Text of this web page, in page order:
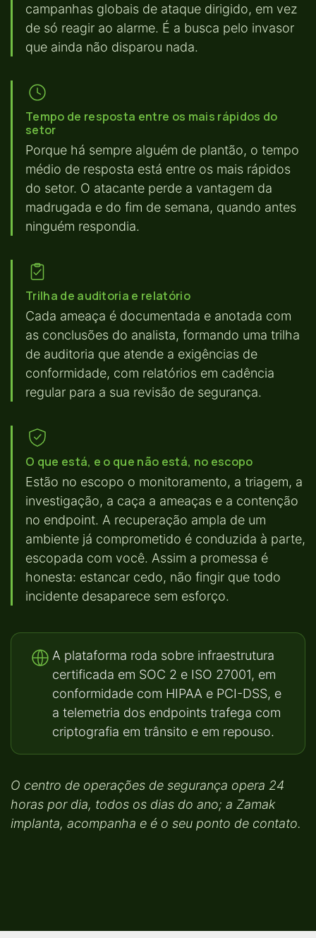
campanhas globais de ataque dirigido, em vez
de só reagir ao alarme. É a busca pelo invasor
que ainda não disparou nada.
Tempo de resposta entre os mais rápidos do
setor
Porque há sempre alguém de plantão, o tempo
médio de resposta está entre os mais rápidos
do setor. O atacante perde a vantagem da
madrugada e do fim de semana, quando antes
ninguém respondia.
Trilha de auditoria e relatório
Cada ameaça é documentada e anotada com
as conclusões do analista, formando uma trilha
de auditoria que atende a exigências de
conformidade, com relatórios em cadência
regular para a sua revisão de segurança.
O que está, e o que não está, no escopo
Estão no escopo o monitoramento, a triagem, a
investigação, a caça a ameaças e a contenção
no endpoint. A recuperação ampla de um
ambiente já comprometido é conduzida à parte,
escopada com você. Assim a promessa é
honesta: estancar cedo, não fingir que todo
incidente desaparece sem esforço.
A plataforma roda sobre infraestrutura
certificada em SOC 2 e ISO 27001, em
conformidade com HIPAA e PCI-DSS, e
a telemetria dos endpoints trafega com
criptografia em trânsito e em repouso.
O centro de operações de segurança opera 24
horas por dia, todos os dias do ano; a Zamak
implanta, acompanha e é o seu ponto de contato.